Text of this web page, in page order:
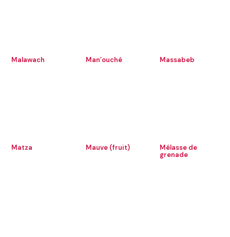
Malawach Man’ouché Massabeb
Matza Mauve (fruit)
Mélasse de
grenade